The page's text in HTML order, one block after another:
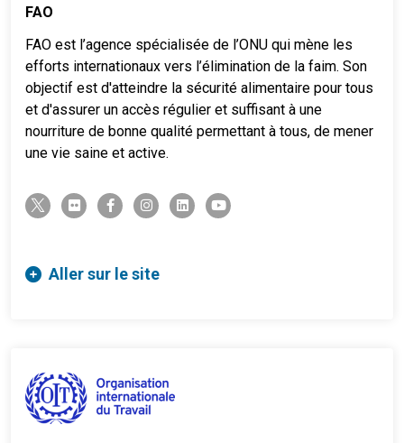
FAO
FAO est l’agence spécialisée de l’ONU qui mène les
efforts internationaux vers l’élimination de la faim. Son
objectif est d'atteindre la sécurité alimentaire pour tous
et d'assurer un accès régulier et suffisant à une
nourriture de bonne qualité permettant à tous, de mener
une vie saine et active.
twitter-x flickr facebook-finstagramlinkedinyoutube
Aller sur le site